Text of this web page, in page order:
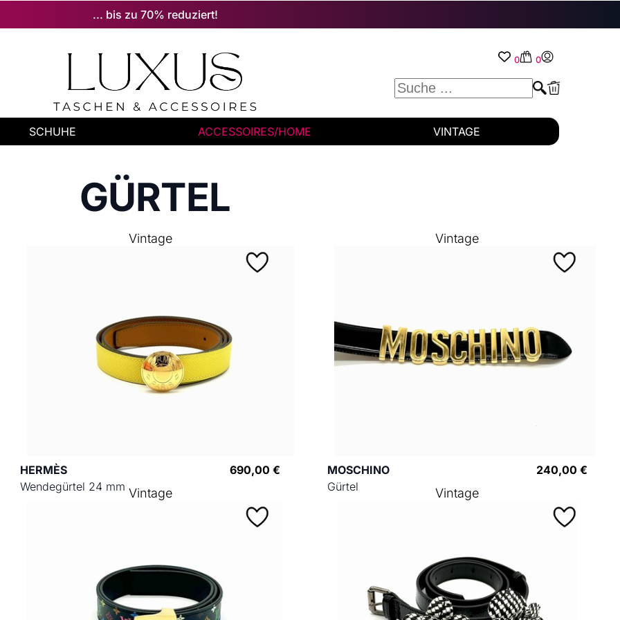
... bis zu 70% reduziert!
0 0
SCHUHE ACCESSOIRES/HOME VINTAGE
GÜRTEL
HERMÈS
Wendegürtel 24 mm
690,00 €
Vintage
MOSCHINO
Gürtel
240,00 €
Vintage
Vintage Vintage